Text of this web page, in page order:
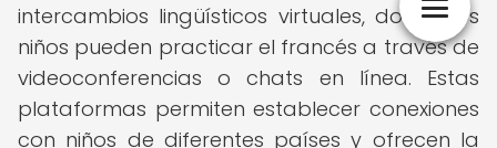
intercambios lingüísticos virtuales, donde los
niños pueden practicar el francés a través de
videoconferencias o chats en línea. Estas
plataformas permiten establecer conexiones
con niños de diferentes países y ofrecen la